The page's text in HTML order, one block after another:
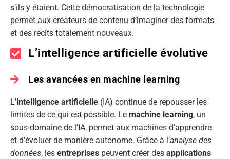
s’ils y étaient. Cette démocratisation de la technologie
permet aux créateurs de contenu d’imaginer des formats
et des récits totalement nouveaux.
L’intelligence artificielle évolutive
Les avancées en machine learning
L’intelligence artificielle (IA) continue de repousser les
limites de ce qui est possible. Le machine learning, un
sous-domaine de l’IA, permet aux machines d’apprendre
et d’évoluer de manière autonome. Grâce à l’analyse des
données, les entreprises peuvent créer des applications